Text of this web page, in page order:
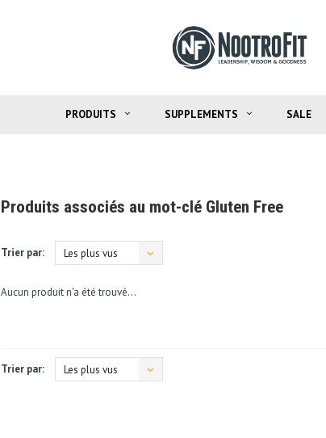
PRODUITS SUPPLEMENTS SALE
Produits associés au mot-clé Gluten Free
Trier par: Les plus vus
Aucun produit n'a été trouvé...
Trier par: Les plus vus